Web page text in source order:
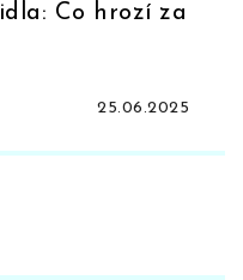
Co hrozí za
25.06.2025